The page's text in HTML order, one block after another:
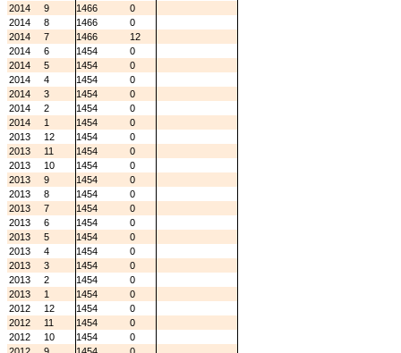
2014
9 1466
0
2014
8 1466
0
2014
7 1466
12
2014
6 1454
0
2014
5 1454
0
2014
4 1454
0
2014
3 1454
0
2014
2 1454
0
2014
1 1454
0
2013
12 1454
0
2013
11 1454
0
2013
10 1454
0
2013
9 1454
0
2013
8 1454
0
2013
7 1454
0
2013
6 1454
0
2013
5 1454
0
2013
4 1454
0
2013
3 1454
0
2013
2 1454
0
2013
1 1454
0
2012
12 1454
0
2012
11 1454
0
2012
10 1454
0